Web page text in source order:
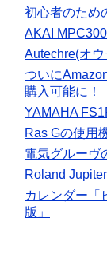
初心者のため
AKAI
Autechre(オ
ついに
購入可能に！
YAMAHA
Ras Gの使用
電気グルーヴ
Roland
カレンダー「
版」